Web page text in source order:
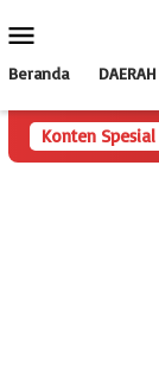
ke
Mobile
Beranda DAERAH
Konten Spesial
Pertanyaan